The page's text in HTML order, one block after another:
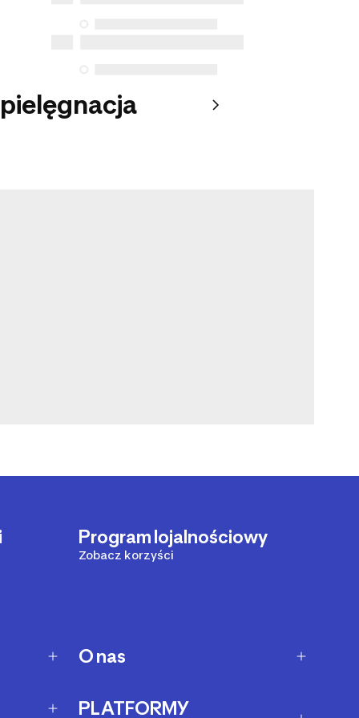
Program lojalnościowy
Zobacz korzyści
O nas
PLATFORMY